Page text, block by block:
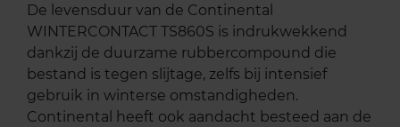
De levensduur van de Continental
WINTERCONTACT TS860S is indrukwekkend
dankzij de duurzame rubbercompound die
bestand is tegen slijtage, zelfs bij intensief
gebruik in winterse omstandigheden.
Continental heeft ook aandacht besteed aan de